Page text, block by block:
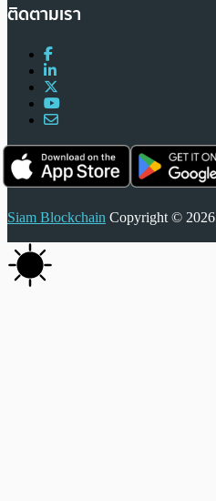
ติดตามเรา
Siam Blockchain Copyright ©